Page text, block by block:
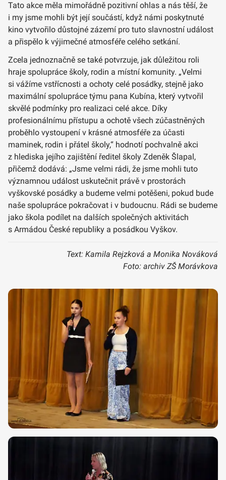
Tato akce měla mimořádně pozitivní ohlas a nás těší, že
i my jsme mohli být její součástí, když námi poskytnuté
kino vytvořilo důstojné zázemí pro tuto slavnostní událost
a přispělo k výjimečné atmosféře celého setkání.
Zcela jednoznačně se také potvrzuje, jak důležitou roli
hraje spolupráce školy, rodin a místní komunity. „Velmi
si vážíme vstřícnosti a ochoty celé posádky, stejně jako
maximální spolupráce týmu pana Kubína, který vytvořil
skvělé podmínky pro realizaci celé akce. Díky
profesionálnímu přístupu a ochotě všech zúčastněných
proběhlo vystoupení v krásné atmosféře za účasti
maminek, rodin i přátel školy,“ hodnotí pochvalně akci
z hlediska jejího zajištění ředitel školy Zdeněk Šlapal,
přičemž dodává: „Jsme velmi rádi, že jsme mohli tuto
významnou událost uskutečnit právě v prostorách
vyškovské posádky a budeme velmi potěšeni, pokud bude
naše spolupráce pokračovat i v budoucnu. Rádi se budeme
jako škola podílet na dalších společných aktivitách
s Armádou České republiky a posádkou Vyškov.
Text: Kamila Rejzková a Monika Nováková
Foto: archiv ZŠ Morávkova